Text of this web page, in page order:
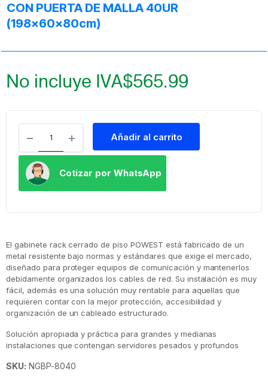
CON PUERTA DE MALLA 40UR
(198x60x80cm)
$565.99
No incluye IVA
Añadir al carrito
Cotizar por WhatsApp
El gabinete rack cerrado de piso POWEST está fabricado de un
metal resistente bajo normas y estándares que exige el mercado,
diseñado para proteger equipos de comunicación y mantenerlos
debidamente organizados los cables de red. Su instalación es muy
fácil, además es una solución muy rentable para aquellas que
requieren contar con la mejor protección, accesibilidad y
organización de un cableado estructurado.
Solución apropiada y práctica para grandes y medianas
instalaciones que contengan servidores pesados y profundos
SKU: NGBP-8040